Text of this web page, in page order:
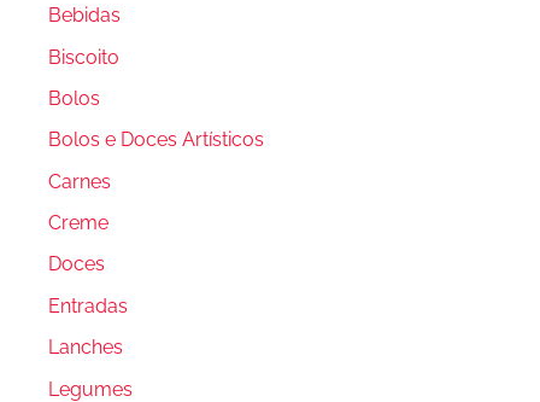
Bebidas
Biscoito
Bolos
Bolos e Doces Artísticos
Carnes
Creme
Doces
Entradas
Lanches
Legumes